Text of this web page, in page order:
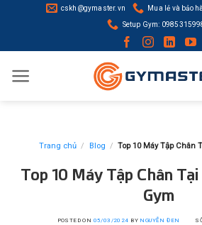
cskh@gymaster.vn Mua lẻ và bảo
Setup Gym:
Trang chủ / Blog / Top 10 Máy Tập Chân
Top 10 Máy Tập Chân
Gym
POSTED ON 05/03/2024 BY NGUYỄN ĐEN